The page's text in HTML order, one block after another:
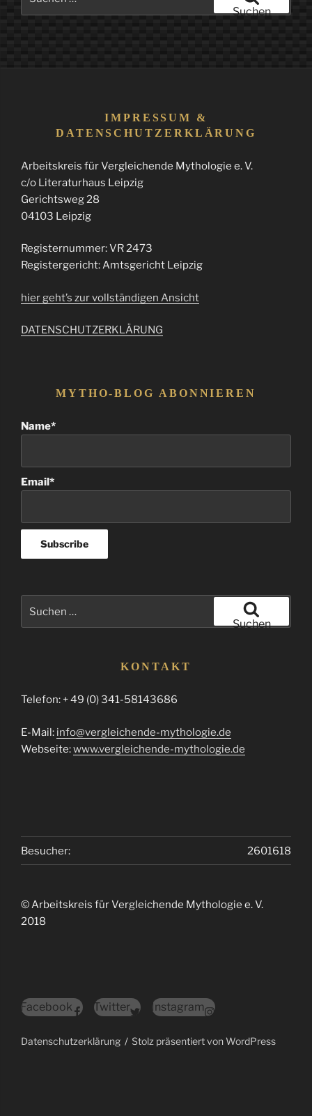
Suchen
IMPRESSUM &
DATENSCHUTZERKLÄRUNG
Arbeitskreis für Vergleichende Mythologie e. V.
c/o Literaturhaus Leipzig
Gerichtsweg 28
04103 Leipzig
Registernummer: VR 2473
Registergericht: Amtsgericht Leipzig
hier geht’s zur vollständigen Ansicht
DATENSCHUTZERKLÄRUNG
MYTHO-BLOG ABONNIEREN
Name*
Email*
Suchen
KONTAKT
Telefon: + 49 (0) 341-58143686
E-Mail: info@vergleichende-mythologie.de
Webseite:www.vergleichende-mythologie.de
2601618
Besucher:
© Arbeitskreis für Vergleichende Mythologie e. V.
2018
Facebook Twitter Instagram
Datenschutzerklärung Stolz präsentiert von WordPress